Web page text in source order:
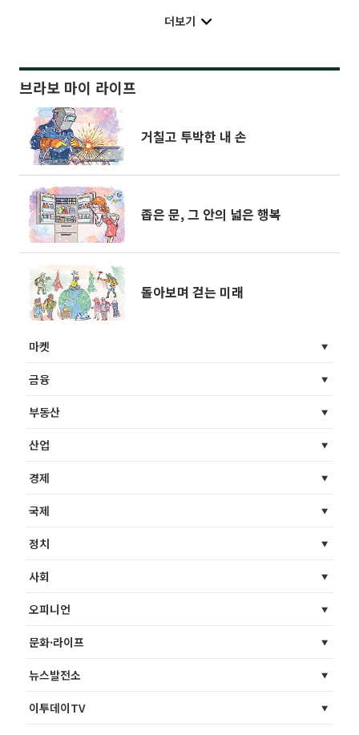
더보기
브라보 마이 라이프
거칠고 투박한 내 손
좁은 문, 그 안의 넓은 행복
돌아보며 걷는 미래
마켓
금융
부동산
산업
경제
국제
정치
사회
오피니언
문화·라이프
뉴스발전소
이투데이TV